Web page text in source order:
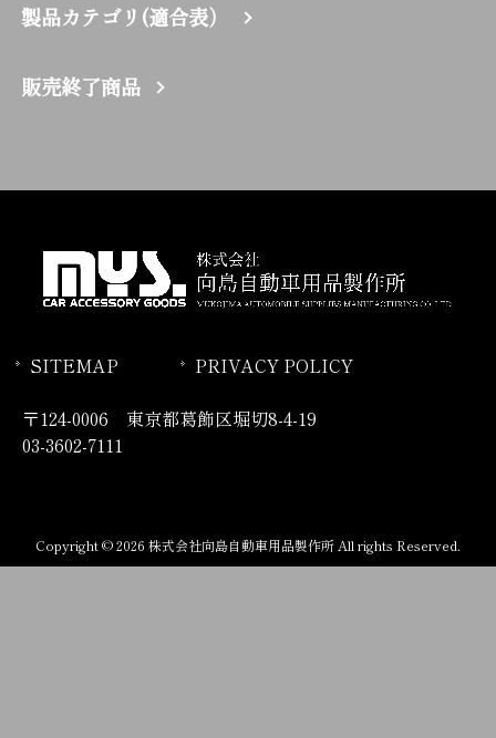
製品カテゴリ(適合表）
販売終了商品
SITEMAP PRIVACY POLICY
〒124-0006 東京都葛飾区堀切8-4-19
03-3602-7111
Copyright © 2026 株式会社向島自動車用品製作所 All rights Reserved.